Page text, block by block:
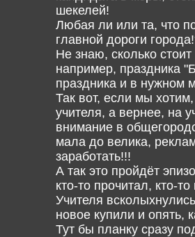
шекелей!
Любая ли или та, что
главной дороги
Не знаю, сколько
например, праздника
праздника и в нужном
Так вот, если мы
учителя, а вернее, на
внимание в
мала до велика,
заработать!!!
А так это пройдёт
кто-то прочитал, кто-
Учителя
новое купили и опять,
Тут бы планку сразу